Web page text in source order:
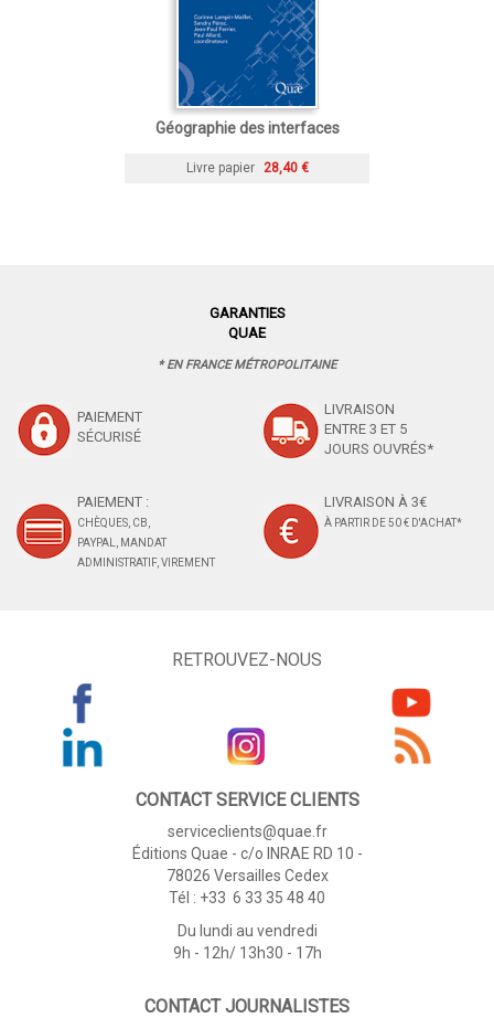
Géographie des interfaces
Livre papier 28,40 €
GARANTIES
QUAE
* EN FRANCE MÉTROPOLITAINE
PAIEMENT
SÉCURISÉ
LIVRAISON
ENTRE 3 ET 5
JOURS OUVRÉS*
PAIEMENT :
CHÈQUES, CB,
PAYPAL, MANDAT
ADMINISTRATIF, VIREMENT
LIVRAISON À 3€
À PARTIR DE 50 € D'ACHAT*
RETROUVEZ-NOUS
CONTACT SERVICE CLIENTS
serviceclients@quae.fr
Éditions Quae - c/o INRAE RD 10 -
78026 Versailles Cedex
Tél : +33 6 33 35 48 40
Du lundi au vendredi
9h - 12h/ 13h30 - 17h
CONTACT JOURNALISTES